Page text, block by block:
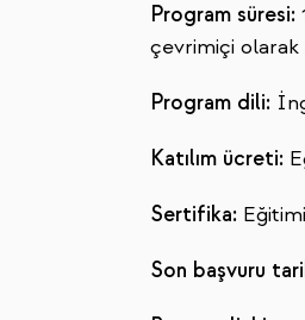
Program süresi:
çevrimiçi
Program dili:
Katılım ücreti:
Sertifika:
Son başvuru